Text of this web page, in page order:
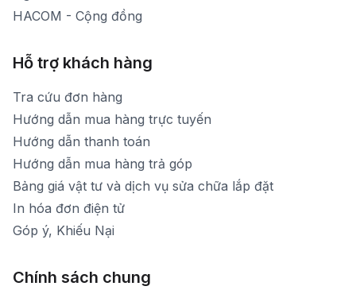
HACOM - Cộng đồng
Hỗ trợ khách hàng
Tra cứu đơn hàng
Hướng dẫn mua hàng trực tuyến
Hướng dẫn thanh toán
Hướng dẫn mua hàng trả góp
Bảng giá vật tư và dịch vụ sửa chữa lắp đặt
In hóa đơn điện tử
Góp ý, Khiếu Nại
Chính sách chung